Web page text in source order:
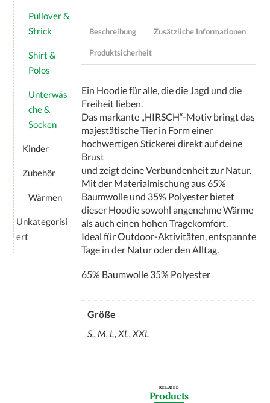
Beschreibung Zusätzliche Informationen
Produktsicherheit
Ein Hoodie für alle, die die Jagd und die
Freiheit lieben.
Das markante „HIRSCH“-Motiv bringt das
majestätische Tier in Form einer
hochwertigen Stickerei direkt auf deine
Brust
und zeigt deine Verbundenheit zur Natur.
Mit der Materialmischung aus 65%
Baumwolle und 35% Polyester bietet
dieser Hoodie sowohl angenehme Wärme
als auch einen hohen Tragekomfort.
Ideal für Outdoor-Aktivitäten, entspannte
Tage in der Natur oder den Alltag.
65% Baumwolle 35% Polyester
Größe
S,, M, L, XL, XXL
RELATED
Products
Pullover &
Strick
Shirt &
Polos
Unterwäs
che &
Socken
Kinder
Zubehör
Wärmen
Unkategorisi
ert